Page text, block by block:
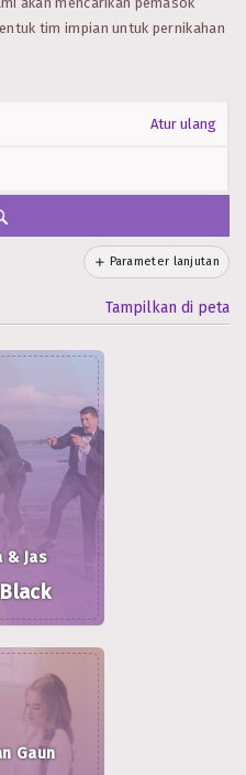
tim impian untuk pernikahan
Atur ulang
Parameter lanjutan
Tampilkan di peta
& Jas
Gaun